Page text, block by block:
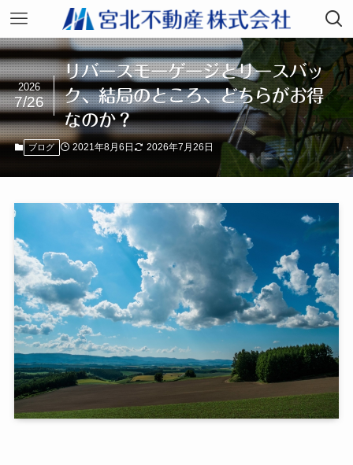
リバースモーゲージとリースバッ
ク、結局のところ、どちらがお得
なのか？
2026
7/26
ブログ 2021年8月6日 2026年7月26日